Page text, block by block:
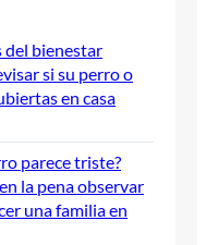
del bienestar
si su perro o
en casa
parece triste?
la pena observar
una familia en